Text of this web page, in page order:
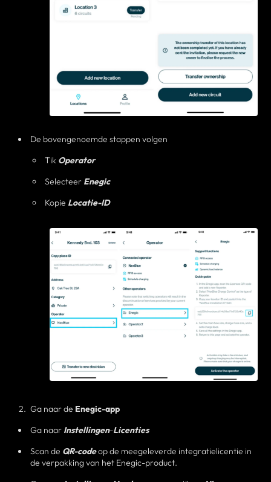
De bovengenoemde stappen volgen
Tik Operator
Selecteer Enegic
Kopie Locatie-ID
Ga naar de Enegic-app
Ga naar Instellingen-Licenties
Scan de QR-codeop de meegeleverde integratielicentie in
de verpakking van het Enegic-product.